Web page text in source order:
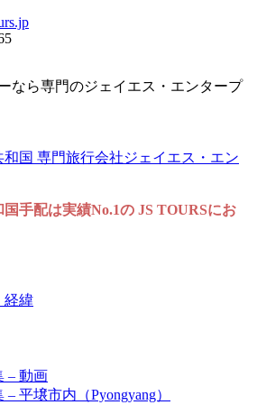
なら専門のジェイエス・エンタープ
手配は実績No.1の JS TOURSにお
経緯
– 動画
– 平壌市内（Pyongyang）